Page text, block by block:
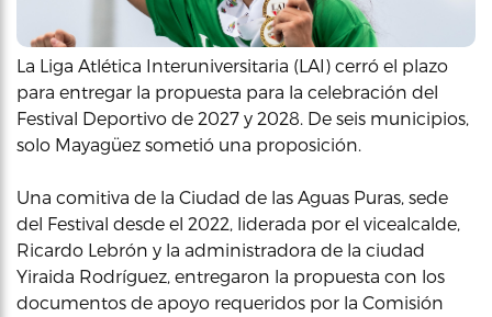
La Liga Atlética Interuniversitaria (LAI) cerró el plazo
para entregar la propuesta para la celebración del
Festival Deportivo de 2027 y 2028. De seis municipios,
solo Mayagüez sometió una proposición.
Una comitiva de la Ciudad de las Aguas Puras, sede
del Festival desde el 2022, liderada por el vicealcalde,
Ricardo Lebrón y la administradora de la ciudad
Yiraida Rodríguez, entregaron la propuesta con los
documentos de apoyo requeridos por la Comisión